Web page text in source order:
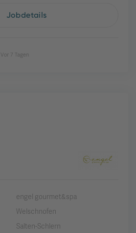
Jobdetails
Vor 7 Tagen
engel gourmet&spa
Welschnofen
Salten-Schlern